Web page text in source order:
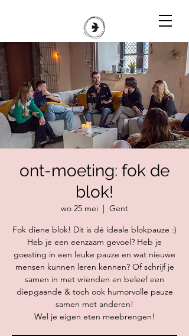
ont-moeting: fok de
blok!
wo 25 mei
  |
Gent
Fok diene blok! Dit is dé ideale blokpauze :)
Heb je een eenzaam gevoel? Heb je
goesting in een leuke pauze en wat nieuwe
mensen kunnen leren kennen? Of schrijf je
samen in met vrienden en beleef een
diepgaande & toch ook humorvolle pauze
samen met anderen!
Wel je eigen eten meebrengen!